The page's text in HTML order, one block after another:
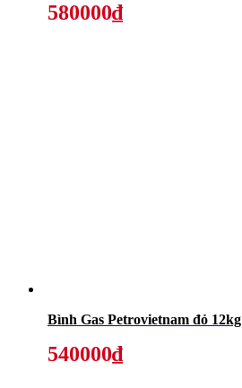
580000₫
Bình Gas Petrovietnam đỏ 12kg
540000₫